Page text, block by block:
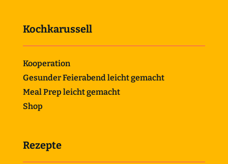
Kochkarussell
Kooperation
Gesunder Feierabend leicht gemacht
Meal Prep leicht gemacht
Shop
Rezepte